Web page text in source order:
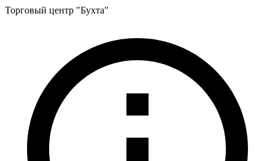
Торговый центр "Бухта"